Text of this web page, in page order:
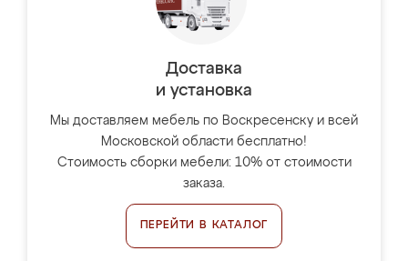
Доставка
и установка
Мы доставляем мебель по Воскресенску и всей
Московской области бесплатно!
Стоимость сборки мебели: 10% от стоимости
заказа.
ПЕРЕЙТИ В КАТАЛОГ